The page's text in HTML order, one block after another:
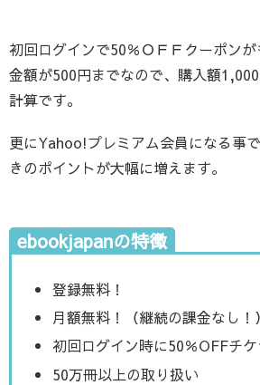
初回ログインで50％ＯＦＦクーポン
金額が500円までなので、購入額
計算です。
更にYahoo!プレミアム会員になる事
きのポイントが大幅に増えます。
ebookjapanの特徴
登録無料！
月額無料！（継続の課金なし！）
初回ログイン時に50％OFFチ
50万冊以上の取り扱い